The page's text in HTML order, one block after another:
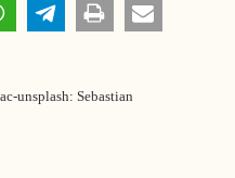
unsplash: Sebastian